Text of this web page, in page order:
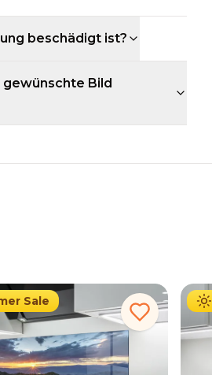
beschädigt ist?
Bild
Sale